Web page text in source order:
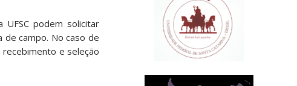
podem solicitar
campo. No caso de
e seleção